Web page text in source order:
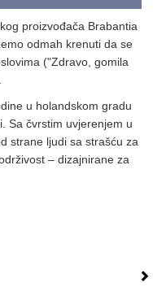
proizvođača Brabantia
odmah krenuti da se
("Zdravo, gomila
u holandskom gradu
Sa čvrstim uvjerenjem u
strane ljudi sa strašću za
– dizajnirane za